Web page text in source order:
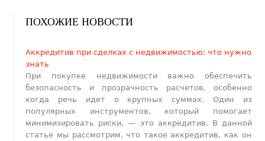
ПОХОЖИЕ НОВОСТИ
​Аккредитив при сделках с недвижимостью: что нужно
знать
При покупке недвижимости важно обеспечить
безопасность и прозрачность расчетов, особенно
когда речь идет о крупных суммах. Один из
популярных инструментов, который помогает
минимизировать риски, — это аккредитив. В данной
статье мы рассмотрим, что такое аккредитив, как он